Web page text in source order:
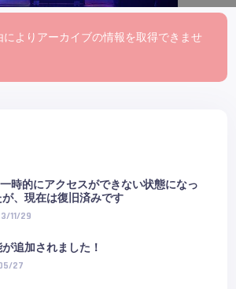
よりアーカイブの情報を取得できませ
時的にアクセスができない状態になっ
、現在は復旧済みです
11/29
追加されました！
27